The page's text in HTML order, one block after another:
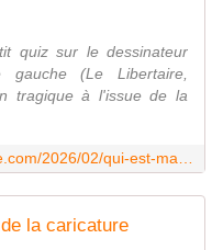
quiz sur le dessinateur
gauche (Le Libertaire,
tragique à l'issue de la
la caricature